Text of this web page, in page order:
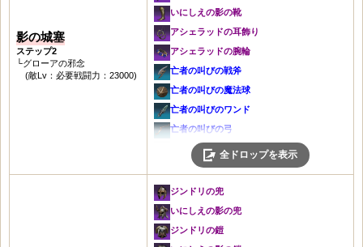
灰色の指輪
灰色のレザーベルト
マンモスの角笛
冒険者の斧・盾
信仰の斧・盾
冒険者の大剣
信仰の大剣
冒険者の魔法球
信仰の魔法球
冒険者のワンド
信仰のワンド
冒険者の弓
信仰の弓
灰色の兜
城塞の兜
灰色の鎧
城塞の鎧
荒地の手袋
荒地の靴
魔力の首飾り
見習い治癒士の首飾り
灰色の腕輪
城塞の腕輪
灰色の指輪
城塞のワンド
灰色の弓
城塞の弓
灰色の短剣
城塞の短剣
灰色の杖
灰色のメイス・盾
城塞のメイス・盾
灰色の槍・盾
城塞の槍・盾
灰色の双斧
未知の結晶
[先鋒隊長]守護の修業本
[バリア強化]元素の修業本
[熟練魔法]闇の修業本
[鈍化の矢]戦闘の修業本
亡者の叫びの戦斧
亡者の叫びの魔法球
亡者の叫びのワンド
亡者の叫びの弓
亡者の叫びの短剣
亡者の叫びの杖
亡者の叫びのメイス・盾
亡者の叫びの槍・盾
亡者の叫びの双斧
影の城塞
ステップ2
└グローアの邪念
(敵Lv：必要戦闘力：23000)
いにしえの影の靴
アシェラッドの耳飾り
アシェラッドの腕輪
亡者の叫びの戦斧
亡者の叫びの魔法球
亡者の叫びのワンド
亡者の叫びの弓
亡者の叫びの短剣
亡者の叫びの杖
亡者の叫びのメイス・盾
亡者の叫びの槍・盾
亡者の叫びの双斧
全ドロップを表示
ジンドリの兜
いにしえの影の兜
ジンドリの鎧